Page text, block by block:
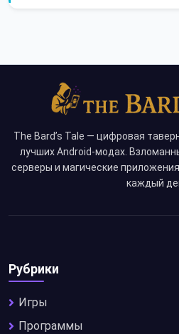
The Bard’s Tale — цифровая
лучших Android-модах.
серверы и магические
каждый
Рубрики
Игры
Программы